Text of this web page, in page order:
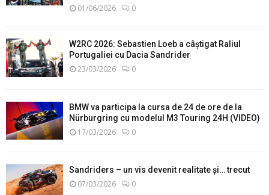
01/06/2026 0
W2RC 2026: Sebastien Loeb a câștigat Raliul
Portugaliei cu Dacia Sandrider
23/03/2026 0
BMW va participa la cursa de 24 de ore de la
Nürburgring cu modelul M3 Touring 24H (VIDEO)
17/03/2026 0
Sandriders – un vis devenit realitate și… trecut
07/03/2026 0